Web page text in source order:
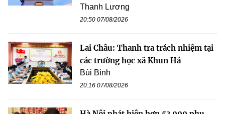
Thanh Lương
20:50 07/08/2026
Lai Châu: Thanh tra trách nhiệm tại
các trường học xã Khun Há
Bùi Bình
20:16 07/08/2026